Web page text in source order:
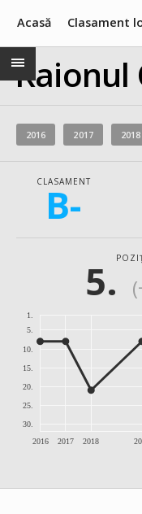
Acasă Clasament
Raionul
2016 2017 2018
CLASAMENT
B-
5.
2016 2017 2018
1.
5.
10.
15.
20.
25.
30.